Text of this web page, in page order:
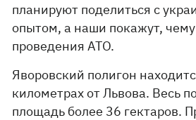
планируют поделиться с
опытом, а наши покажут,
проведения АТО.
Яворовский полигон
километрах от Львова. Весь
площадь более 36 гектаров.